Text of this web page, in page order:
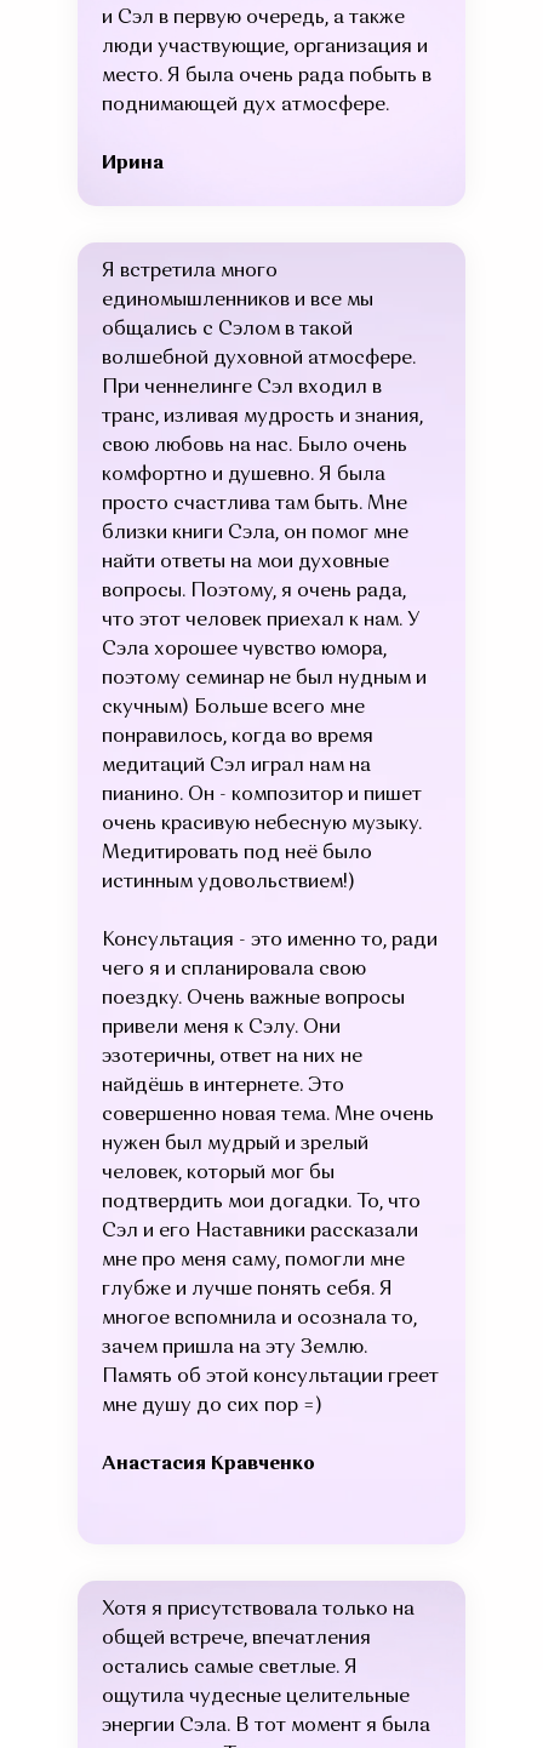
и Сэл в первую очередь, а также
люди участвующие, организация и
место. Я была очень рада побыть в
поднимающей дух атмосфере.
Ирина
Я встретила много
единомышленников и все мы
общались с Сэлом в такой
волшебной духовной атмосфере.
При ченнелинге Сэл входил в
транс, изливая мудрость и знания,
свою любовь на нас. Было очень
комфортно и душевно. Я была
просто счастлива там быть. Мне
близки книги Сэла, он помог мне
найти ответы на мои духовные
вопросы. Поэтому, я очень рада,
что этот человек приехал к нам. У
Сэла хорошее чувство юмора,
поэтому семинар не был нудным и
скучным) Больше всего мне
понравилось, когда во время
медитаций Сэл играл нам на
пианино. Он - композитор и пишет
очень красивую небесную музыку.
Медитировать под неё было
истинным удовольствием!)
Консультация - это именно то, ради
чего я и спланировала свою
поездку. Очень важные вопросы
привели меня к Сэлу. Они
эзотеричны, ответ на них не
найдёшь в интернете. Это
совершенно новая тема. Мне очень
нужен был мудрый и зрелый
человек, который мог бы
подтвердить мои догадки. То, что
Сэл и его Наставники рассказали
мне про меня саму, помогли мне
глубже и лучше понять себя. Я
многое вспомнила и осознала то,
зачем пришла на эту Землю.
Память об этой консультации греет
мне душу до сих пор =)
Анастасия Кравченко
Хотя я присутствовала только на
общей встрече, впечатления
остались самые светлые. Я
ощутила чудесные целительные
энергии Сэла. В тот момент я была